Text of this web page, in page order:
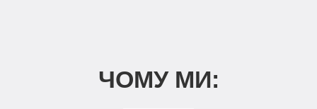
ЧОМУ МИ: